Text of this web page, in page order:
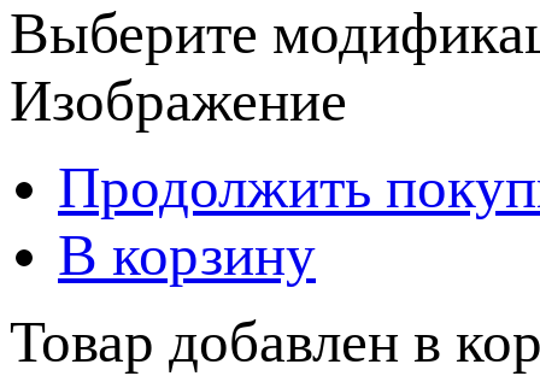
Выберите
Изображение
Продолжить
В корзину
Товар добавлен в